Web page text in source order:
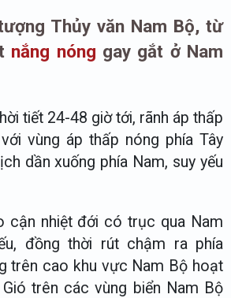
Thủy văn Nam Bộ, từ
nắng nóng gay gắt ở Nam
tiết 24-48 giờ tới, rãnh áp thấp
vùng áp thấp nóng phía Tây
dần xuống phía Nam, suy yếu
cận nhiệt đới có trục qua Nam
đồng thời rút chậm ra phía
trên cao khu vực Nam Bộ hoạt
trên các vùng biển Nam Bộ